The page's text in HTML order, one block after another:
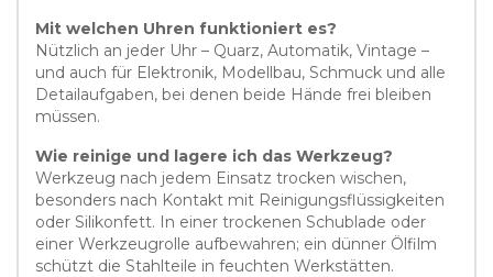
Mit welchen Uhren funktioniert es?
Nützlich an jeder Uhr – Quarz, Automatik, Vintage –
und auch für Elektronik, Modellbau, Schmuck und alle
Detailaufgaben, bei denen beide Hände frei bleiben
müssen.
Wie reinige und lagere ich das Werkzeug?
Werkzeug nach jedem Einsatz trocken wischen,
besonders nach Kontakt mit Reinigungsflüssigkeiten
oder Silikonfett. In einer trockenen Schublade oder
einer Werkzeugrolle aufbewahren; ein dünner Ölfilm
schützt die Stahlteile in feuchten Werkstätten.